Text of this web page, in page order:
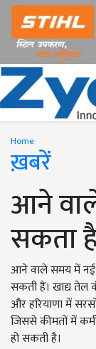
Home
ख़बरें
आने
सकता
आने वाले समय में
सकती हैं। खाद्य तेल
और हरियाणा में
जिससे कीमतों में
हो सकती है।